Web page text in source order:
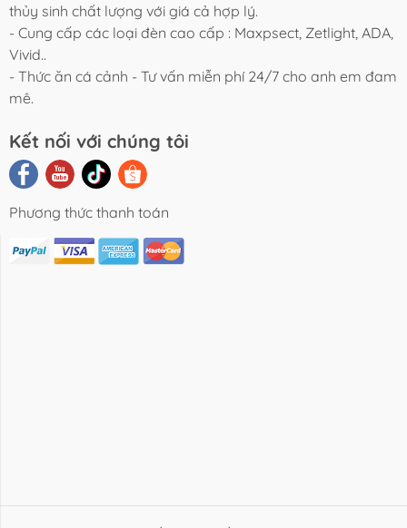
Viết Chia
Video Review
thủy sinh chất lượng với giá cả hợp lý.
- Cung cấp các loại đèn cao cấp : Maxpsect, Zetlight, ADA,
Vivid..
- Thức ăn cá cảnh - Tư vấn miễn phí 24/7 cho anh em đam
mê.
Kết nối với chúng tôi
Phương thức thanh toán